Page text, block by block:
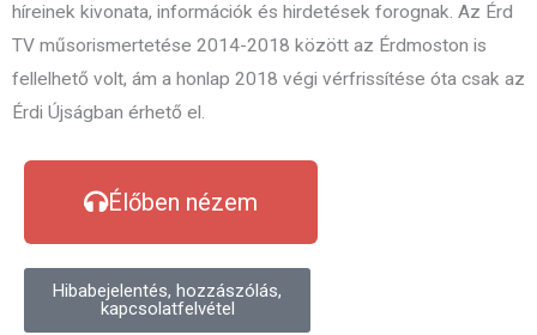
híreinek kivonata, információk és hirdetések forognak. Az Érd
TV műsorismertetése 2014-2018 között az Érdmoston is
fellelhető volt, ám a honlap 2018 végi vérfrissítése óta csak az
Érdi Újságban érhető el.
Élőben nézem
Hibabejelentés, hozzászólás,
kapcsolatfelvétel